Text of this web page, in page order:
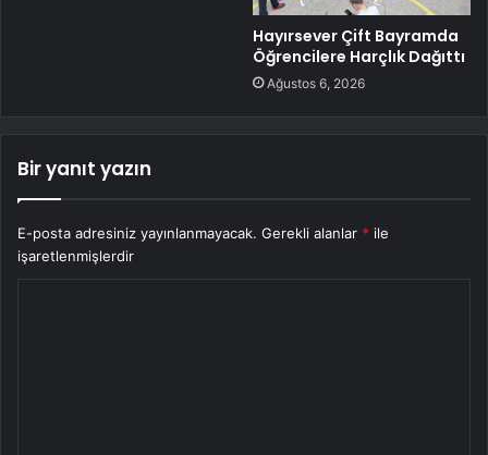
Hayırsever Çift Bayramda
Öğrencilere Harçlık Dağıttı
Ağustos 6, 2026
Bir yanıt yazın
E-posta adresiniz yayınlanmayacak. Gerekli alanlar * ile
işaretlenmişlerdir